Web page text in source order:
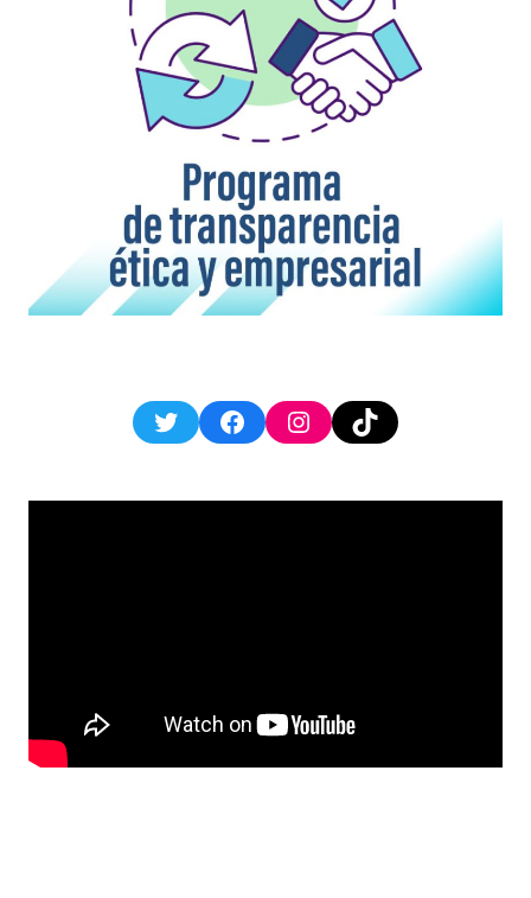
TwitterFacebookInstagram
TikTok